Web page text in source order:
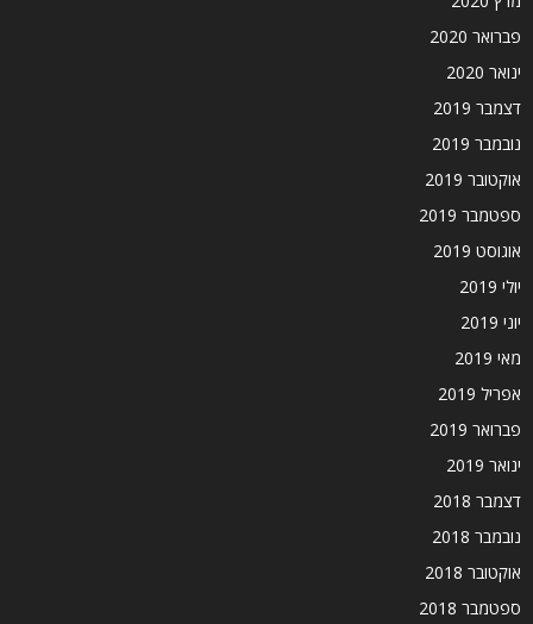
פברואר 2020
ינואר 2020
דצמבר 2019
נובמבר 2019
אוקטובר 2019
ספטמבר 2019
אוגוסט 2019
יולי 2019
יוני 2019
מאי 2019
אפריל 2019
פברואר 2019
ינואר 2019
דצמבר 2018
נובמבר 2018
אוקטובר 2018
ספטמבר 2018